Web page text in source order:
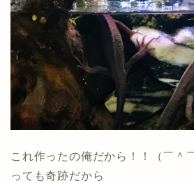
これ作ったの俺だから！！（￣＾
っても奇跡だから